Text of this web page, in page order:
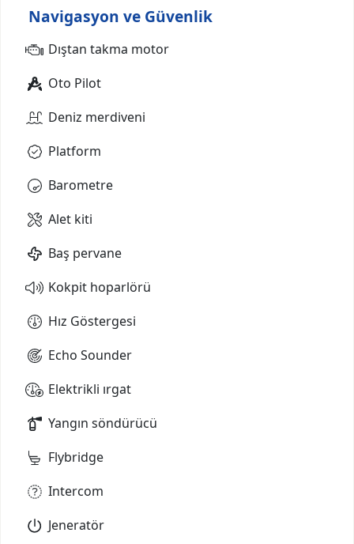
Navigasyon ve Güvenlik
Dıştan takma motor
Oto Pilot
Deniz merdiveni
Platform
Barometre
Alet kiti
Baş pervane
Kokpit hoparlörü
Hız Göstergesi
Echo Sounder
Elektrikli ırgat
Yangın söndürücü
Flybridge
Intercom
Jeneratör